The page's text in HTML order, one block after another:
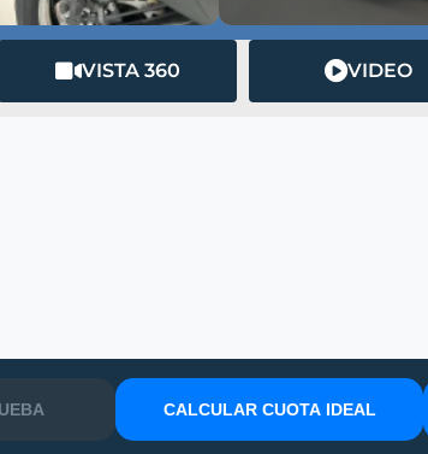
VISTA 360 VIDEO
CALCULAR CUOTA IDEAL